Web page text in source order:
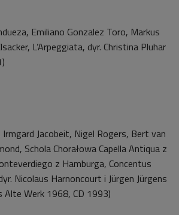
Emiliano Gonzalez Toro, Markus
L’Arpeggiata, dyr. Christina Pluhar
Jacobeit, Nigel Rogers, Bert van
Schola Chorałowa Capella Antiqua z
z Hamburga, Concentus
Nicolaus Harnoncourt i Jürgen Jürgens
Alte Werk 1968, CD 1993)